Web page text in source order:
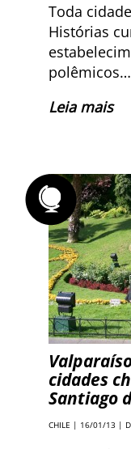
Toda
Histórias
Leia mais
cidades
Santiago
CHILE | 16/01/13 |